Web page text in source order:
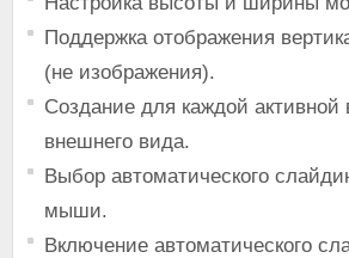
Поддержка отображения
(не изображения).
Создание для каждой активной
внешнего вида.
Выбор автоматического
мыши.
Включение автоматического